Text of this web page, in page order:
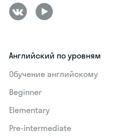
Английский по уровням
Обучение английскому
Beginner
Elementary
Pre-intermediate